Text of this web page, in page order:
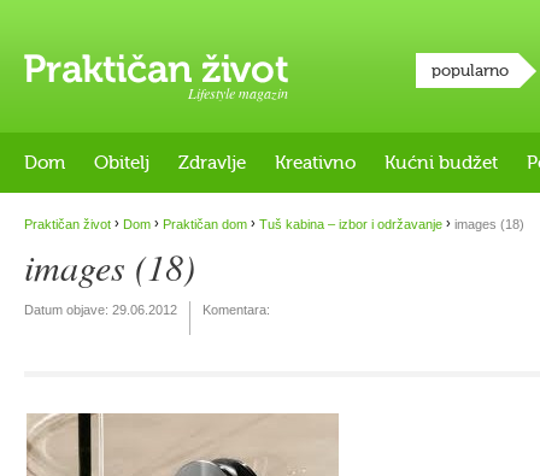
Lifestyle magazin
popularno
Dom Obitelj Zdravlje Kreativno Kućni budžet
Praktičan život › Dom › Praktičan dom › Tuš kabina – izbor i održavanje › images (18)
images (18)
Datum objave: 29.06.2012 Komentara: